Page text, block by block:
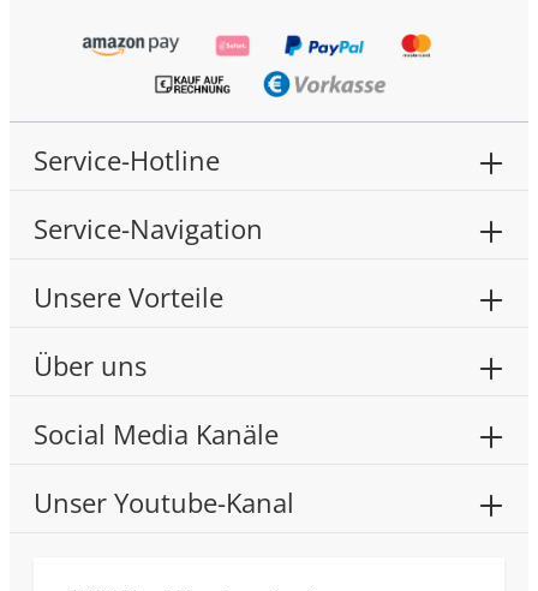
Service-Hotline
Service-Navigation
Unsere Vorteile
Über uns
Social Media Kanäle
Unser Youtube-Kanal